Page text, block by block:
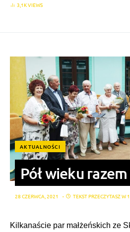
3,1K VIEWS
AKTUALNOŚCI
Pół wieku razem
28 CZERWCA, 2021 TEKST PRZECZYTASZ W
Kilkanaście par małżeńskich ze